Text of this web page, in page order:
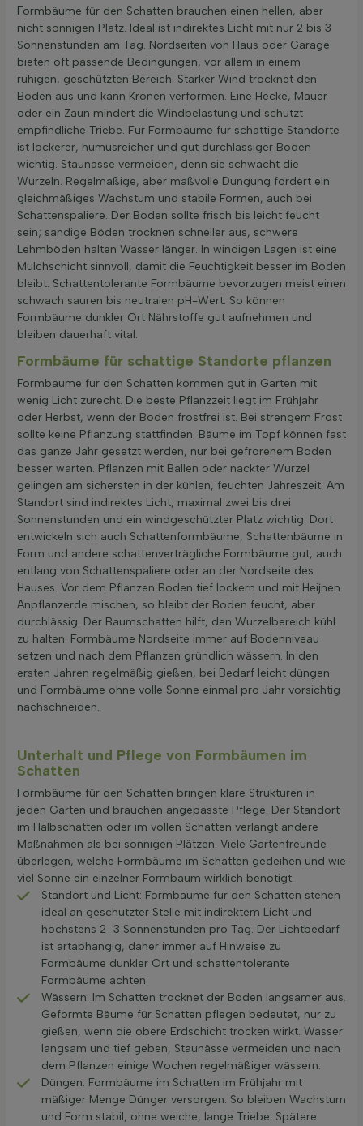
Formbäume für den Schatten brauchen einen hellen, aber
nicht sonnigen Platz. Ideal ist indirektes Licht mit nur 2 bis 3
Sonnenstunden am Tag. Nordseiten von Haus oder Garage
bieten oft passende Bedingungen, vor allem in einem
ruhigen, geschützten Bereich. Starker Wind trocknet den
Boden aus und kann Kronen verformen. Eine Hecke, Mauer
oder ein Zaun mindert die Windbelastung und schützt
empfindliche Triebe. Für Formbäume für schattige Standorte
ist lockerer, humusreicher und gut durchlässiger Boden
wichtig. Staunässe vermeiden, denn sie schwächt die
Wurzeln. Regelmäßige, aber maßvolle Düngung fördert ein
gleichmäßiges Wachstum und stabile Formen, auch bei
Schattenspaliere. Der Boden sollte frisch bis leicht feucht
sein; sandige Böden trocknen schneller aus, schwere
Lehmböden halten Wasser länger. In windigen Lagen ist eine
Mulchschicht sinnvoll, damit die Feuchtigkeit besser im Boden
bleibt. Schattentolerante Formbäume bevorzugen meist einen
schwach sauren bis neutralen pH-Wert. So können
Formbäume dunkler Ort Nährstoffe gut aufnehmen und
bleiben dauerhaft vital.
Formbäume für schattige Standorte pflanzen
Formbäume für den Schatten kommen gut in Gärten mit
wenig Licht zurecht. Die beste Pflanzzeit liegt im Frühjahr
oder Herbst, wenn der Boden frostfrei ist. Bei strengem Frost
sollte keine Pflanzung stattfinden. Bäume im Topf können fast
das ganze Jahr gesetzt werden, nur bei gefrorenem Boden
besser warten. Pflanzen mit Ballen oder nackter Wurzel
gelingen am sichersten in der kühlen, feuchten Jahreszeit. Am
Standort sind indirektes Licht, maximal zwei bis drei
Sonnenstunden und ein windgeschützter Platz wichtig. Dort
entwickeln sich auch Schattenformbäume, Schattenbäume in
Form und andere schattenverträgliche Formbäume gut, auch
entlang von Schattenspaliere oder an der Nordseite des
Hauses. Vor dem Pflanzen Boden tief lockern und mit Heijnen
Anpflanzerde mischen, so bleibt der Boden feucht, aber
durchlässig. Der Baumschatten hilft, den Wurzelbereich kühl
zu halten. Formbäume Nordseite immer auf Bodenniveau
setzen und nach dem Pflanzen gründlich wässern. In den
ersten Jahren regelmäßig gießen, bei Bedarf leicht düngen
und Formbäume ohne volle Sonne einmal pro Jahr vorsichtig
nachschneiden.
Unterhalt und Pflege von Formbäumen im
Schatten
Formbäume für den Schatten bringen klare Strukturen in
jeden Garten und brauchen angepasste Pflege. Der Standort
im Halbschatten oder im vollen Schatten verlangt andere
Maßnahmen als bei sonnigen Plätzen. Viele Gartenfreunde
überlegen, welche Formbäume im Schatten gedeihen und wie
viel Sonne ein einzelner Formbaum wirklich benötigt.
Standort und Licht: Formbäume für den Schatten stehen
ideal an geschützter Stelle mit indirektem Licht und
höchstens 2–3 Sonnenstunden pro Tag. Der Lichtbedarf
ist artabhängig, daher immer auf Hinweise zu
Formbäume dunkler Ort und schattentolerante
Formbäume achten.
Wässern: Im Schatten trocknet der Boden langsamer aus.
Geformte Bäume für Schatten pflegen bedeutet, nur zu
gießen, wenn die obere Erdschicht trocken wirkt. Wasser
langsam und tief geben, Staunässe vermeiden und nach
dem Pflanzen einige Wochen regelmäßiger wässern.
Düngen: Formbäume im Schatten im Frühjahr mit
mäßiger Menge Dünger versorgen. So bleiben Wachstum
und Form stabil, ohne weiche, lange Triebe. Spätere